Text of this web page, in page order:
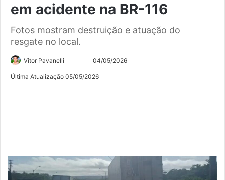
em acidente na BR-116
Fotos mostram destruição e atuação do
resgate no local.
Vitor Pavanelli
no
Mande
um
04/05/2026
Última Atualização 05/05/2026